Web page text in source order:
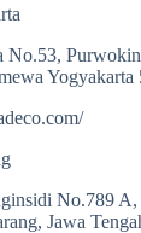
No.53,
Yogyakarta
No.789
Jawa